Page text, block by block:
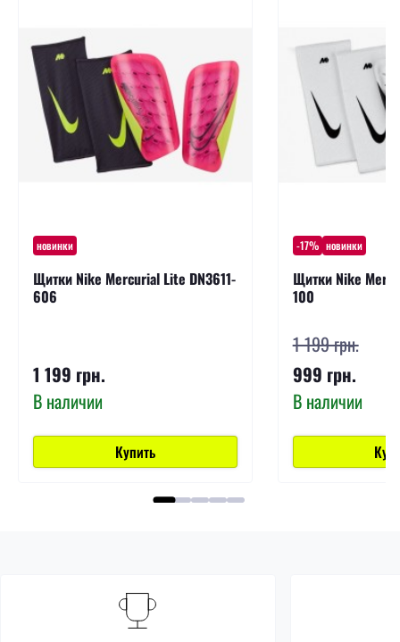
новинки
Щитки Nike Mercurial Lite DN3611-
606
1 199 грн.
В наличии
Купить
-17% новинки
Щитки Nike
100
1 199 грн.
999 грн.
В наличии